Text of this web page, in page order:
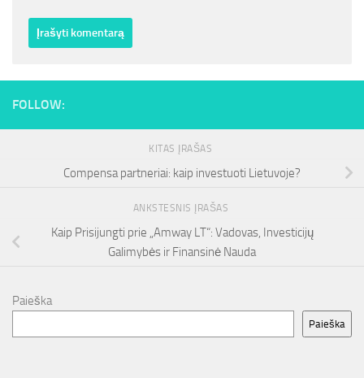
FOLLOW:
KITAS ĮRAŠAS
Compensa partneriai: kaip investuoti Lietuvoje?
ANKSTESNIS ĮRAŠAS
Kaip Prisijungti prie „Amway LT“: Vadovas, Investicijų
Galimybės ir Finansinė Nauda
Paieška
Paieška